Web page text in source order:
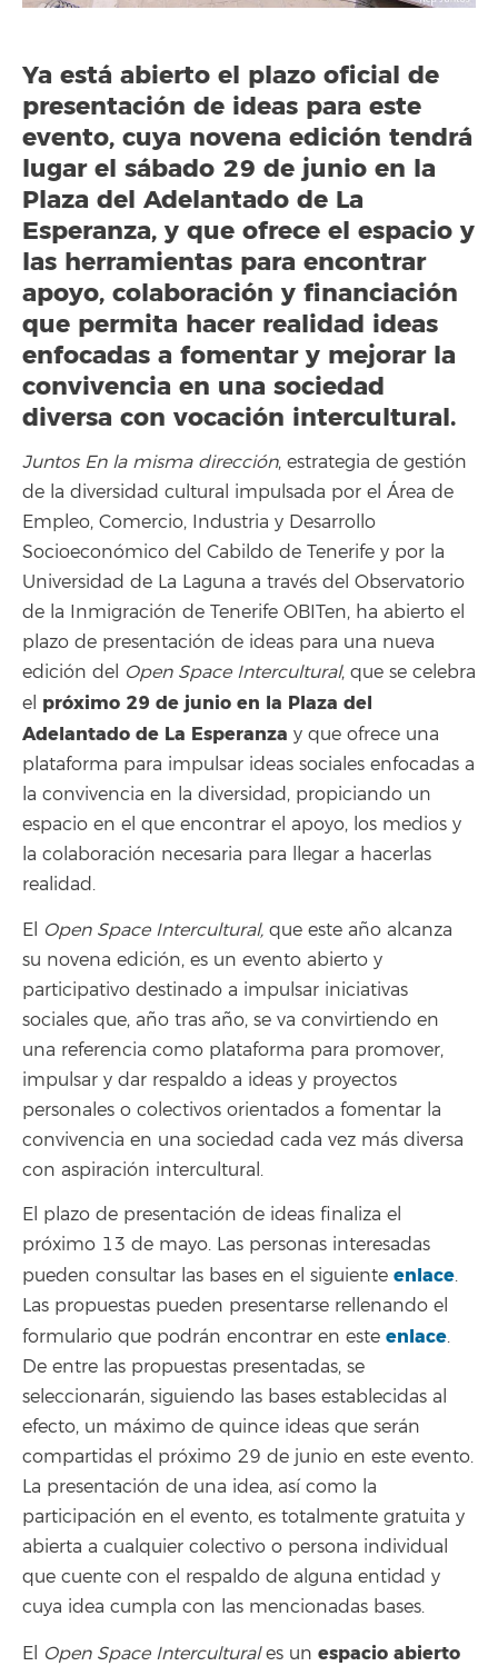
Ya está abierto el plazo oficial de
presentación de ideas para este
evento, cuya novena edición tendrá
lugar el sábado 29 de junio en la
Plaza del Adelantado de La
Esperanza, y que ofrece el espacio y
las herramientas para encontrar
apoyo, colaboración y financiación
que permita hacer realidad ideas
enfocadas a fomentar y mejorar la
convivencia en una sociedad
diversa con vocación intercultural.
Juntos En la misma dirección, estrategia de gestión
de la diversidad cultural impulsada por el Área de
Empleo, Comercio, Industria y Desarrollo
Socioeconómico del Cabildo de Tenerife y por la
Universidad de La Laguna a través del Observatorio
de la Inmigración de Tenerife OBITen, ha abierto el
plazo de presentación de ideas para una nueva
edición del Open Space Intercultural, que se celebra
el próximo 29 de junio en la Plaza del
Adelantado de La Esperanza y que ofrece una
plataforma para impulsar ideas sociales enfocadas a
la convivencia en la diversidad, propiciando un
espacio en el que encontrar el apoyo, los medios y
la colaboración necesaria para llegar a hacerlas
realidad.
El Open Space Intercultural, que este año alcanza
su novena edición, es un evento abierto y
participativo destinado a impulsar iniciativas
sociales que, año tras año, se va convirtiendo en
una referencia como plataforma para promover,
impulsar y dar respaldo a ideas y proyectos
personales o colectivos orientados a fomentar la
convivencia en una sociedad cada vez más diversa
con aspiración intercultural.
El plazo de presentación de ideas finaliza el
próximo 13 de mayo. Las personas interesadas
pueden consultar las bases en el siguiente enlace.
Las propuestas pueden presentarse rellenando el
formulario que podrán encontrar en este enlace.
De entre las propuestas presentadas, se
seleccionarán, siguiendo las bases establecidas al
efecto, un máximo de quince ideas que serán
compartidas el próximo 29 de junio en este evento.
La presentación de una idea, así como la
participación en el evento, es totalmente gratuita y
abierta a cualquier colectivo o persona individual
que cuente con el respaldo de alguna entidad y
cuya idea cumpla con las mencionadas bases.
El Open Space Interculturales un espacio abierto